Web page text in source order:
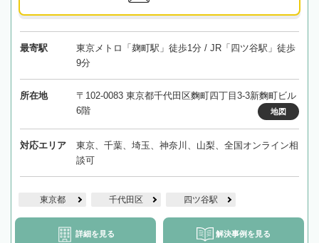
最寄駅
東京メトロ「麹町駅」徒歩1分 / JR「四ツ谷駅」徒歩
9分
所在地
〒102-0083 東京都千代田区麴町四丁目3-3新麴町ビル
6階
地図
対応エリア
東京、千葉、埼玉、神奈川、山梨、全国オンライン相
談可
東京都 千代田区 四ツ谷駅
詳細を見る 解決事例を見る